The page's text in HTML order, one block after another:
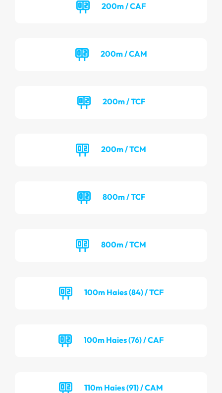
200m / CAF
200m / CAM
200m / TCF
200m / TCM
800m / TCF
800m / TCM
100m Haies (84) / TCF
100m Haies (76) / CAF
110m Haies (91) / CAM